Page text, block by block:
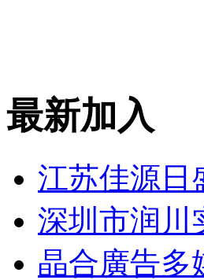
最新加入
江苏佳源日
深圳市润川
晶合廣告多